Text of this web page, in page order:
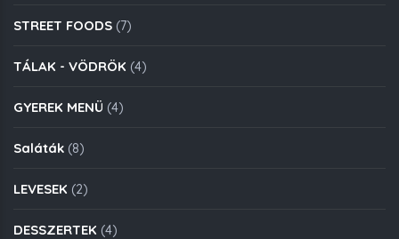
STREET FOODS (7)
TÁLAK - VÖDRÖK (4)
GYEREK MENÜ (4)
Saláták (8)
LEVESEK (2)
DESSZERTEK (4)